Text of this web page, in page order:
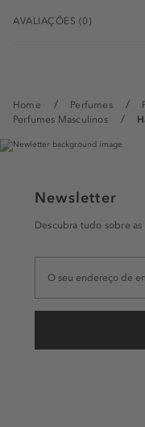
Home Perfumes
Perfumes Masculinos
AVALIAÇÕES (0)
Newsletter
Descubra tudo sobre